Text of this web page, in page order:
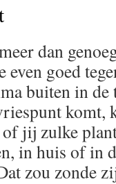
dan
goed
buiten in de
komt,
jij zulke
in huis of in
zou zonde